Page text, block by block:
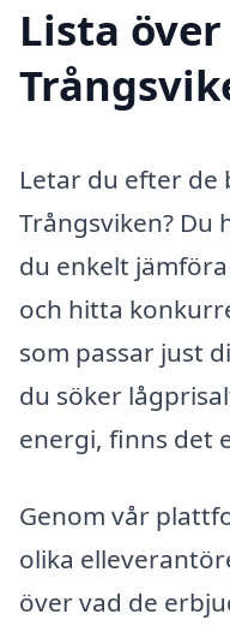
Lista
Letar du efter de
Trångsviken? Du
du enkelt
och hitta
som passar just
du söker
energi, finns det
Genom vår
olika
över vad de